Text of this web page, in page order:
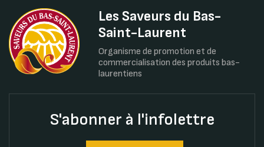
Les Saveurs du Bas-
Saint-Laurent
Organisme de promotion et de
commercialisation des produits bas-
laurentiens
S'abonner à l'infolettre